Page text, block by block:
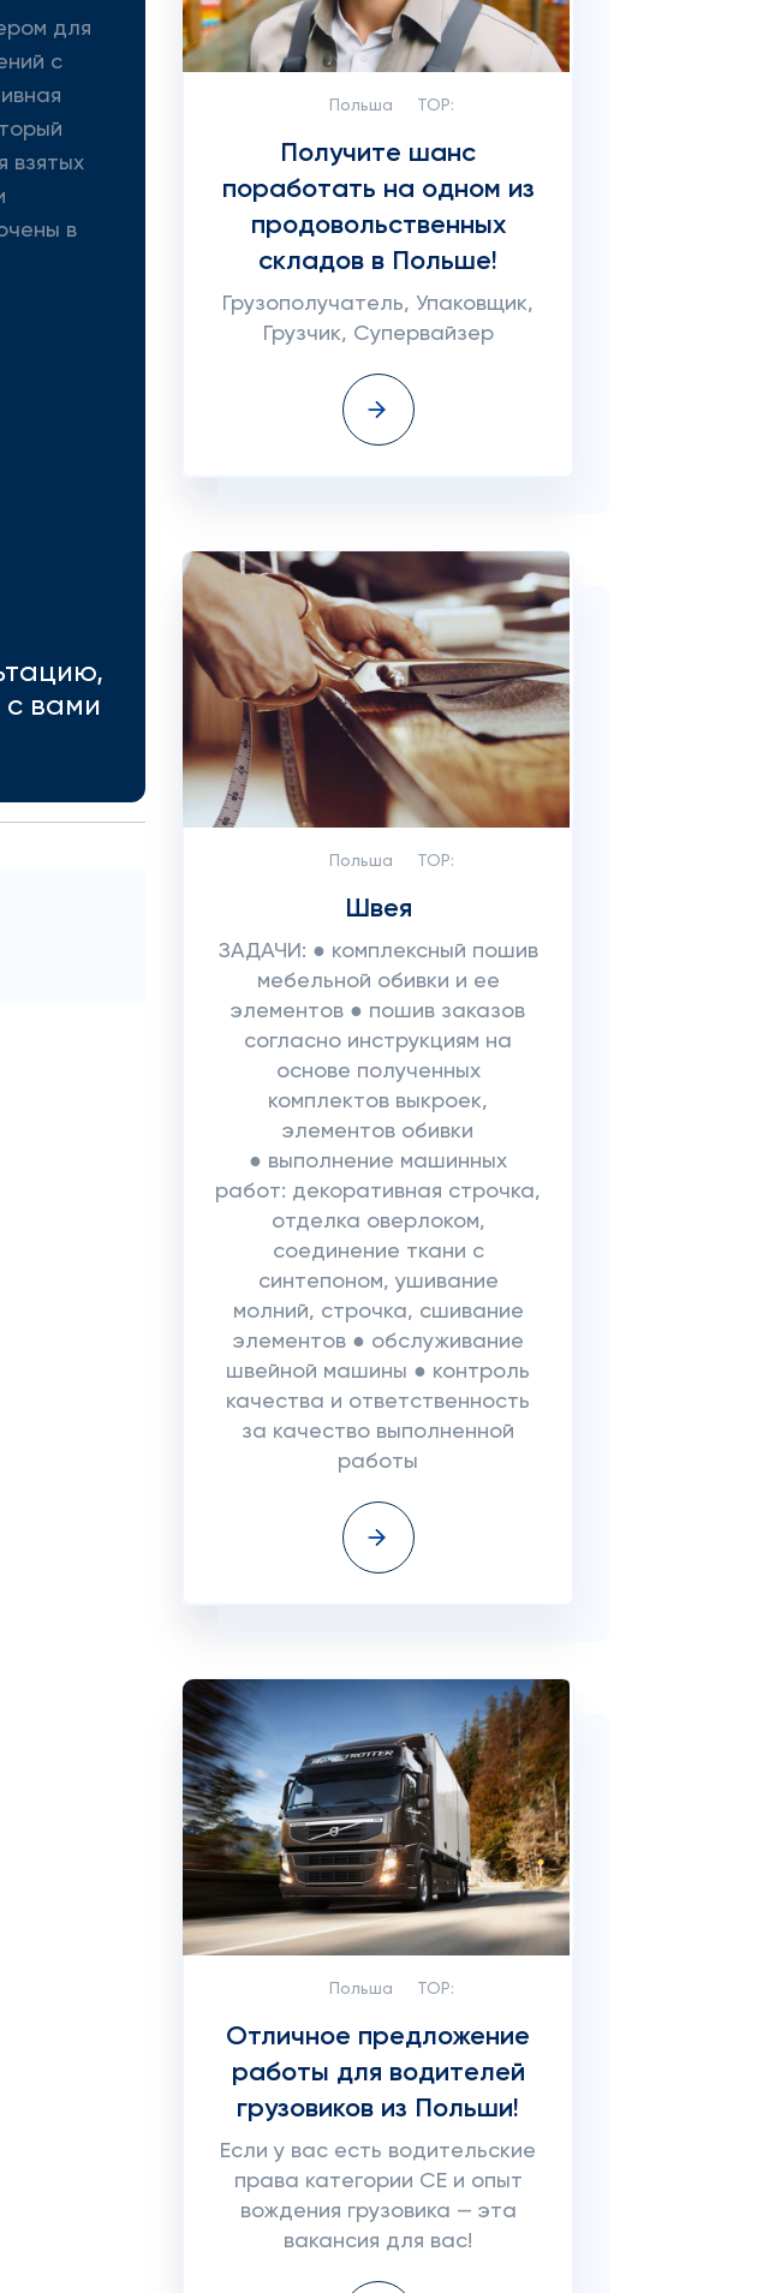
для
с
взятых
в
с вами
Польша TOP:
Получите шанс
поработать на одном из
продовольственных
складов в Польше!
Грузополучатель, Упаковщик,
Грузчик, Супервайзер
Польша TOP:
Швея
ЗАДАЧИ: ● комплексный пошив
мебельной обивки и ее
элементов ● пошив заказов
согласно инструкциям на
основе полученных
комплектов выкроек,
элементов обивки
● выполнение машинных
работ: декоративная строчка,
отделка оверлоком,
соединение ткани с
синтепоном, ушивание
молний, строчка, сшивание
элементов ● обслуживание
швейной машины ● контроль
качества и ответственность
за качество выполненной
работы
Польша TOP:
Отличное предложение
работы для водителей
грузовиков из Польши!
Если у вас есть водительские
права категории CE и опыт
вождения грузовика — эта
вакансия для вас!